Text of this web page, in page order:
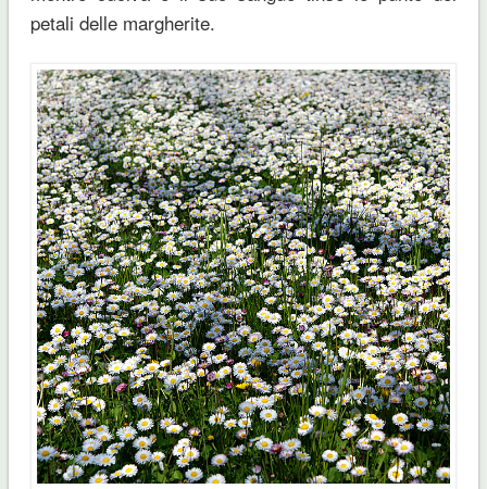
petali delle margherite.